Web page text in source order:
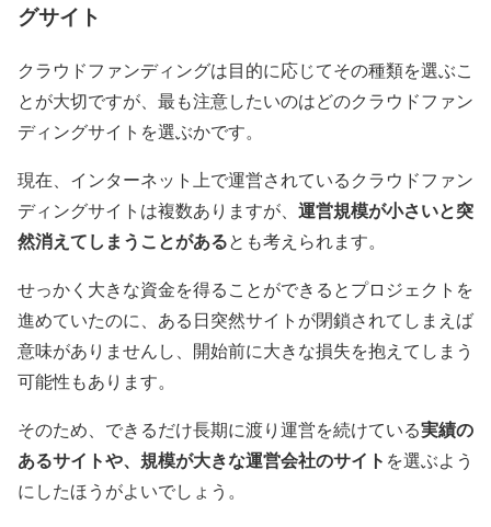
グサイト
クラウドファンディングは目的に応じてその種類を選ぶこ
とが大切ですが、最も注意したいのはどのクラウドファン
ディングサイトを選ぶかです。
現在、インターネット上で運営されているクラウドファン
ディングサイトは複数ありますが、 運営規模が小さいと突
然消えてしまうことがあるとも考えられます。
せっかく大きな資金を得ることができるとプロジェクトを
進めていたのに、ある日突然サイトが閉鎖されてしまえば
意味がありませんし、開始前に大きな損失を抱えてしまう
可能性もあります。
そのため、できるだけ長期に渡り運営を続けている実績の
あるサイトや、規模が大きな運営会社のサイト を選ぶよう
にしたほうがよいでしょう。